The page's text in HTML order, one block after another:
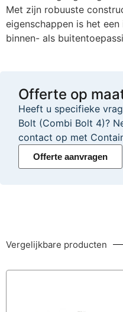
Met zijn robuuste
eigenschappen is het
binnen- als
Offerte op
Heeft u specifieke
Bolt (Combi Bolt 4)?
contact op met
Offerte aanvragen
Vergelijkbare producten